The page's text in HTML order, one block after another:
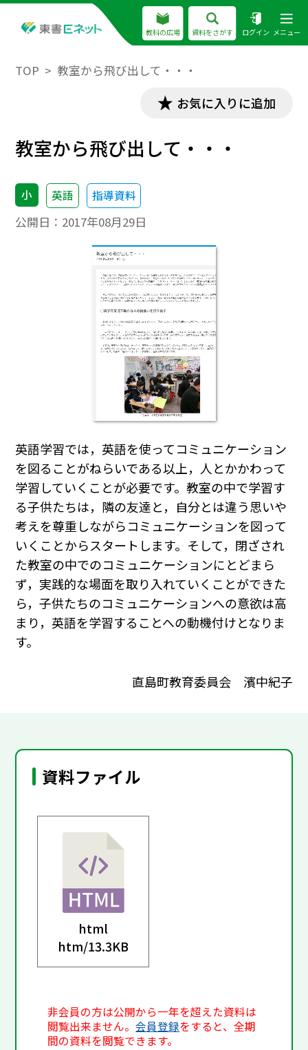
教科の広場 資料をさがす ログイン メニュー
TOP 教室から飛び出して・・・
お気に入りに追加
教室から飛び出して・・・
小 英語 指導資料
公開日： 2017年08月29日
英語学習では，英語を使ってコミュニケーション
を図ることがねらいである以上，人とかかわって
学習していくことが必要です。教室の中で学習す
る子供たちは，隣の友達と，自分とは違う思いや
考えを尊重しながらコミュニケーションを図って
いくことからスタートします。そして，閉ざされ
た教室の中でのコミュニケーションにとどまら
ず，実践的な場面を取り入れていくことができた
ら，子供たちのコミュニケーションへの意欲は高
まり，英語を学習することへの動機付けとなりま
す。
直島町教育委員会 濱中紀子
資料ファイル
html
htm/13.3KB
非会員の方は公開から一年を超えた資料は
閲覧出来ません。会員登録をすると、全期
間の資料を閲覧できます。